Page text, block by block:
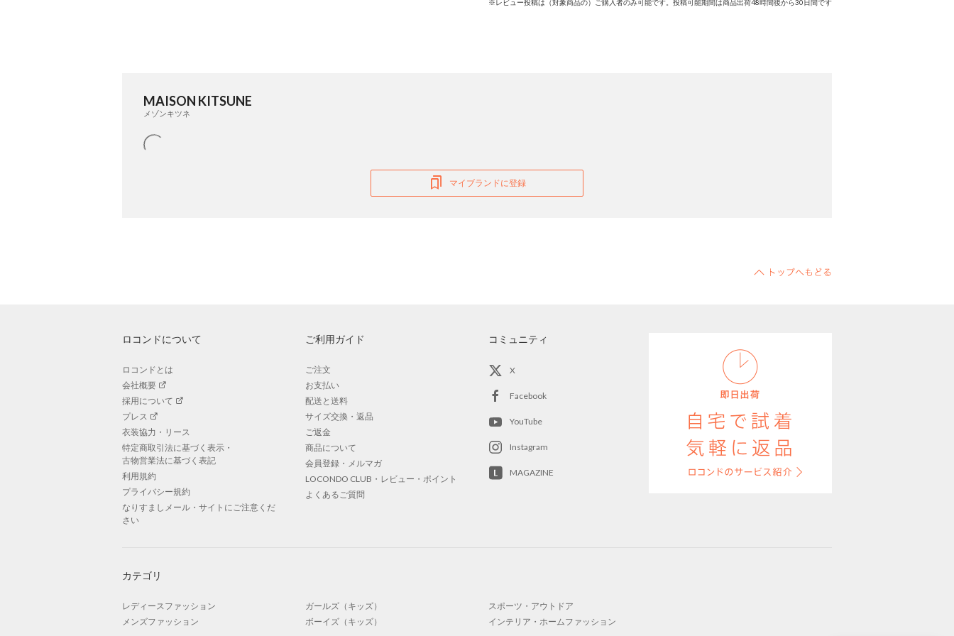
※レビュー投稿は（対象商品の）ご購入者のみ可能です。投稿可能期間は商品出荷48時間後から30日間です
MAISON KITSUNE
メゾンキツネ
マイブランドに登録
ロコンドについて
ロコンドとは
会社概要
採用について
プレス
衣装協力・リース
特定商取引法に基づく表示・
古物営業法に基づく表記
利用規約
プライバシー規約
なりすましメール・サイトにご注意くだ
さい
ご利用ガイド
ご注文
お支払い
配送と送料
サイズ交換・返品
ご返金
商品について
会員登録・メルマガ
LOCONDO CLUB・レビュー・ポイント
よくあるご質問
コミュニティ
X
Facebook
YouTube
Instagram
MAGAZINE
カテゴリ
レディースファッション
メンズファッション
ガールズ（キッズ）
ボーイズ（キッズ）
スポーツ・アウトドア
インテリア・ホームファッション